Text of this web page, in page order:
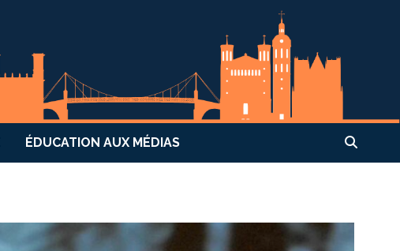
ÉDUCATION AUX MÉDIAS